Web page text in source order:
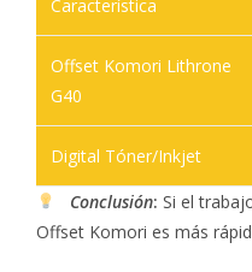
Conclusión: Si el
Offset Komori es más